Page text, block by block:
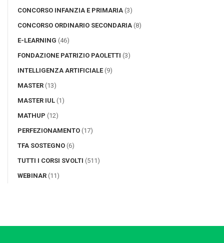
CONCORSO INFANZIA E PRIMARIA (3)
CONCORSO ORDINARIO SECONDARIA (8)
E-LEARNING (46)
FONDAZIONE PATRIZIO PAOLETTI (3)
INTELLIGENZA ARTIFICIALE (9)
MASTER (13)
MASTER IUL (1)
MATHUP (12)
PERFEZIONAMENTO (17)
TFA SOSTEGNO (6)
TUTTI I CORSI SVOLTI (511)
WEBINAR (11)